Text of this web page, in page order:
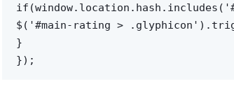
$('#main-rating >
}
});